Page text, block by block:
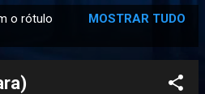
o rótulo
MOSTRAR TUDO